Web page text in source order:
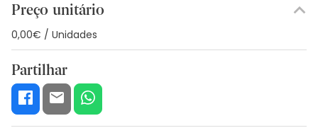
Preço unitário
0,00€ / Unidades
Partilhar